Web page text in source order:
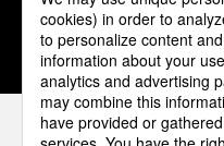
2 3
パナソニックの